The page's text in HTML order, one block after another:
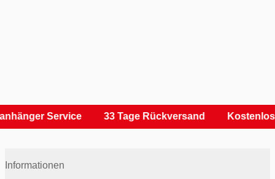
Service 33 Tage Rückversand
Informationen